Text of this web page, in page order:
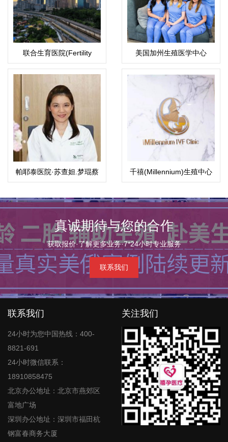
联合生育医院(Fertility
Associates)
美国加州生殖医学中心
CCRH（洛杉矶）
帕耶泰医院·苏查妲.梦琨蔡
帕（Suchada）
千禧(Millennium)生殖中心
真诚期待与您的合作
获取报价·了解更多业务·7*24小时专业服务
联系我们
联系我们
24小时为您中国热线：400-
8821-691
24小时微信联系：
18910858475
北京办公地址：北京市燕郊区
富地广场
深圳办公地址：深圳市福田杭
钢富春商务大厦
关注我们